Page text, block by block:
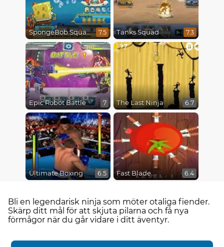
SpongeBob SquarePants : Monster Island Adventures 7.5 Tanks Squad 7.3
Epic Robot Battle 7 The Last Ninja 6.7
Ultimate Boxing 6.5 Fast Blade 6.4
Bli en legendarisk ninja som möter otaliga fiender.
Skärp ditt mål för att skjuta pilarna och få nya
förmågor när du går vidare i ditt äventyr.